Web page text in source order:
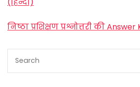
निष्ठा प्रशिक्षण प्रश्नोत्तरी की Answer